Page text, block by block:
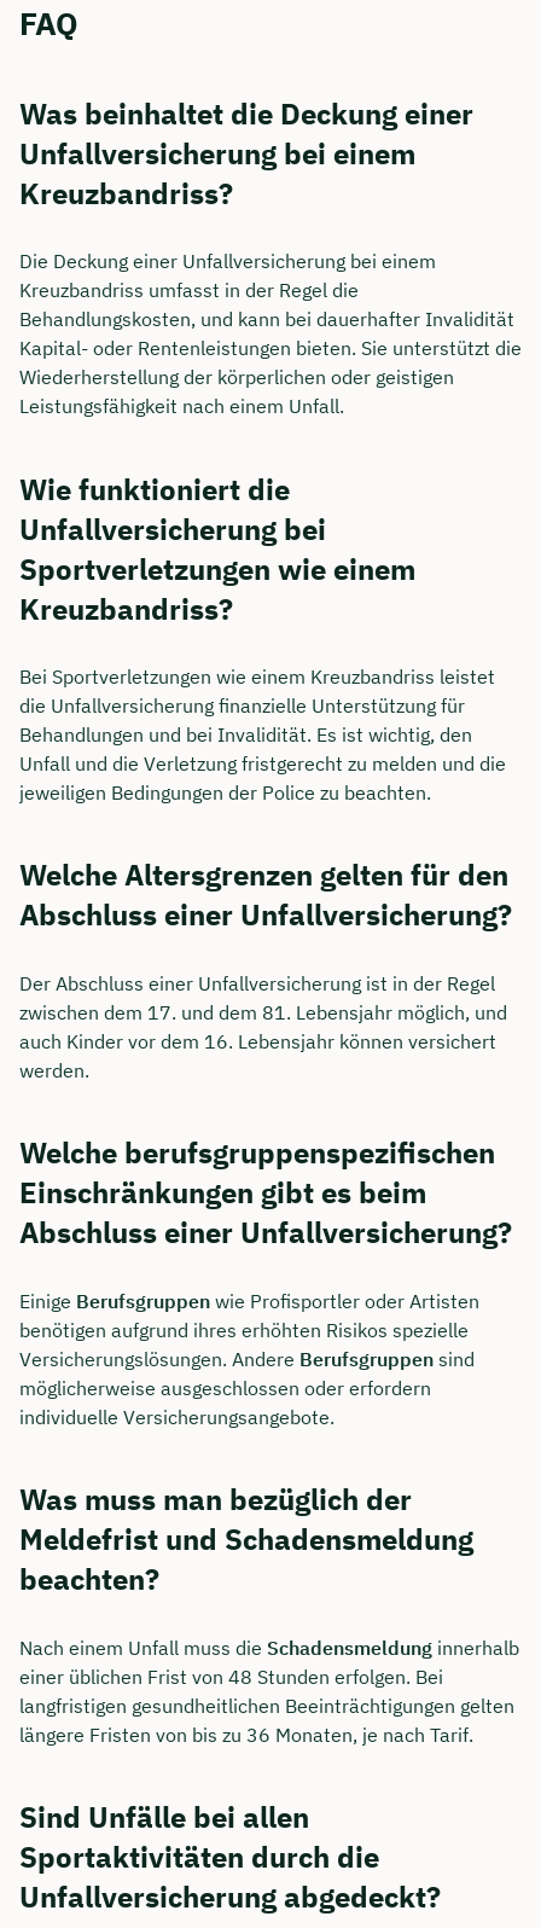
FAQ
Was beinhaltet die Deckung einer
Unfallversicherung bei einem
Kreuzbandriss?
Die Deckung einer Unfallversicherung bei einem
Kreuzbandriss umfasst in der Regel die
Behandlungskosten, und kann bei dauerhafter Invalidität
Kapital- oder Rentenleistungen bieten. Sie unterstützt die
Wiederherstellung der körperlichen oder geistigen
Leistungsfähigkeit nach einem Unfall.
Wie funktioniert die
Unfallversicherung bei
Sportverletzungen wie einem
Kreuzbandriss?
Bei Sportverletzungen wie einem Kreuzbandriss leistet
die Unfallversicherung finanzielle Unterstützung für
Behandlungen und bei Invalidität. Es ist wichtig, den
Unfall und die Verletzung fristgerecht zu melden und die
jeweiligen Bedingungen der Police zu beachten.
Welche Altersgrenzen gelten für den
Abschluss einer Unfallversicherung?
Der Abschluss einer Unfallversicherung ist in der Regel
zwischen dem 17. und dem 81. Lebensjahr möglich, und
auch Kinder vor dem 16. Lebensjahr können versichert
werden.
Welche berufsgruppenspezifischen
Einschränkungen gibt es beim
Abschluss einer Unfallversicherung?
Einige Berufsgruppen wie Profisportler oder Artisten
benötigen aufgrund ihres erhöhten Risikos spezielle
Versicherungslösungen. Andere Berufsgruppen sind
möglicherweise ausgeschlossen oder erfordern
individuelle Versicherungsangebote.
Was muss man bezüglich der
Meldefrist und Schadensmeldung
beachten?
Nach einem Unfall muss die Schadensmeldung innerhalb
einer üblichen Frist von 48 Stunden erfolgen. Bei
langfristigen gesundheitlichen Beeinträchtigungen gelten
längere Fristen von bis zu 36 Monaten, je nach Tarif.
Sind Unfälle bei allen
Sportaktivitäten durch die
Unfallversicherung abgedeckt?